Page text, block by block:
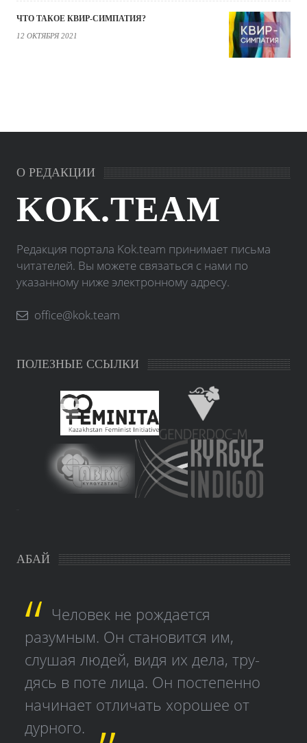
ЧТО ТАКОЕ КВИР-СИМПАТИЯ?
12 ОКТЯБРЯ 2021
О РЕДАКЦИИ
KOK.TEAM
Редакция портала Kok.team принимает письма
читателей. Вы можете связаться с нами по
указанному ниже электронному адресу.
office@kok.team
ПОЛЕЗНЫЕ ССЫЛКИ
АБАЙ
Человек не рождается
разумным. Он становится им,
слушая людей, видя их дела, тру­
дясь в поте лица. Он постепенно
начинает отличать хорошее от
дурного.